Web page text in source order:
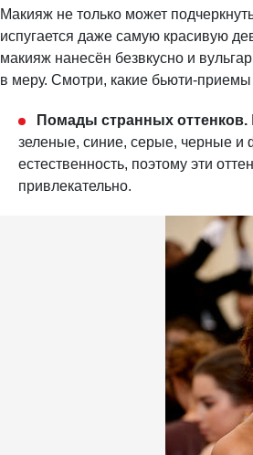
Макияж не только может
испугается даже самую красивую
макияж нанесён безвкусно и
в меру. Смотри, какие бьюти-
Помады странных оттенков.
зеленые, синие, серые, черные
естественность, поэтому эти
привлекательно.